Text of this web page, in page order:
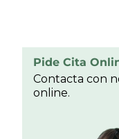
Pide Cita
Contacta con
online.